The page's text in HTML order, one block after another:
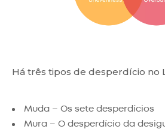
Há três tipos de desperdício no
Muda – Os sete desperdícios
Mura – O desperdício da